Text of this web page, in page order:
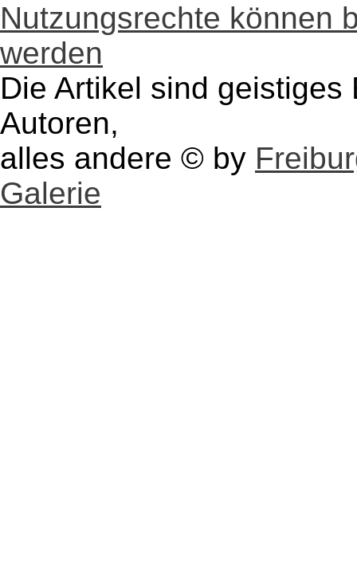
Nutzungsrechte können
werden
Die Artikel sind
Autoren,
alles andere © by
Galerie